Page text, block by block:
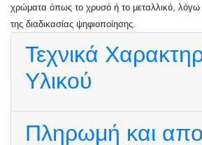
χρώματα όπως το χρυσό ή το μεταλλικό, λόγω
της διαδικασίας ψηφιοποίησης.
Τεχνικά
Υλικού
Πληρωμή και